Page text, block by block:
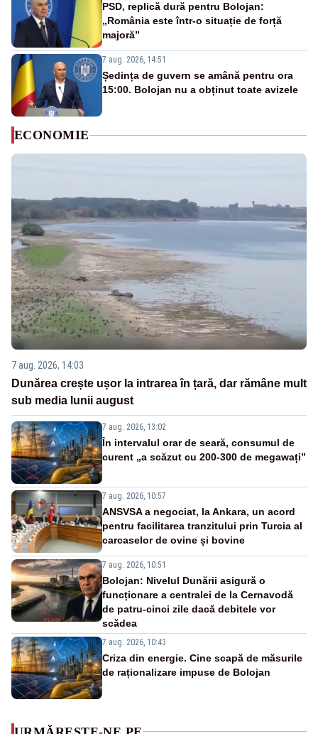
PSD, replică dură pentru Bolojan:
„România este într-o situație de forță
majoră”
7 aug. 2026, 14:51
Ședința de guvern se amână pentru ora
15:00. Bolojan nu a obținut toate avizele
ECONOMIE
7 aug. 2026, 14:03
Dunărea crește ușor la intrarea în țară, dar rămâne mult
sub media lunii august
7 aug. 2026, 13:02
În intervalul orar de seară, consumul de
curent „a scăzut cu 200-300 de megawați”
7 aug. 2026, 10:57
ANSVSA a negociat, la Ankara, un acord
pentru facilitarea tranzitului prin Turcia al
carcaselor de ovine și bovine
7 aug. 2026, 10:51
Bolojan: Nivelul Dunării asigură o
funcționare a centralei de la Cernavodă
de patru-cinci zile dacă debitele vor
scădea
7 aug. 2026, 10:43
Criza din energie. Cine scapă de măsurile
de raționalizare impuse de Bolojan